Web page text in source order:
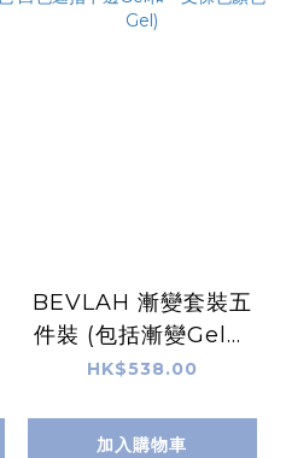
BEVLAH 漸變套裝五
件裝 (包括漸變Gel、
漸變粉、漸變筆、奶白
裸色顏色Gel)
HK$538.00
加入購物車